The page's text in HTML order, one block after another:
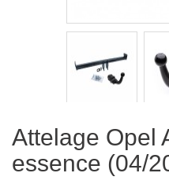
Attelage Opel
essence (04/